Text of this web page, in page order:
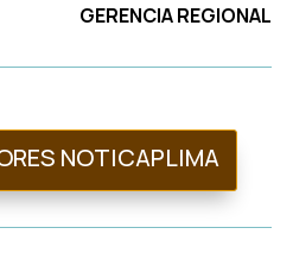
GERENCIA REGIONAL
NOTICAPLIMA